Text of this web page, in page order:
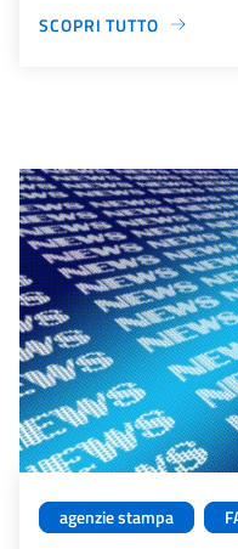
SCOPRI TUTTO
agenzie stampa